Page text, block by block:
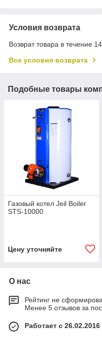
Условия возврата
Возврат товара в течение
Все условия возврата
Подобные товары
Газовый котел Jeil Boiler
STS-10000
Цену уточняйте
О нас
Рейтинг не
Менее 5 отзывов за
Работает с 26.02.2016